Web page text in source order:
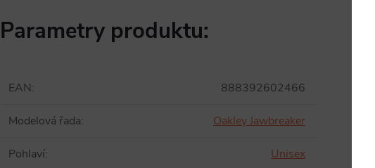
Parametry produktu:
EAN: 888392602466
Modelová řada: Oakley Jawbreaker
Pohlaví: Unisex